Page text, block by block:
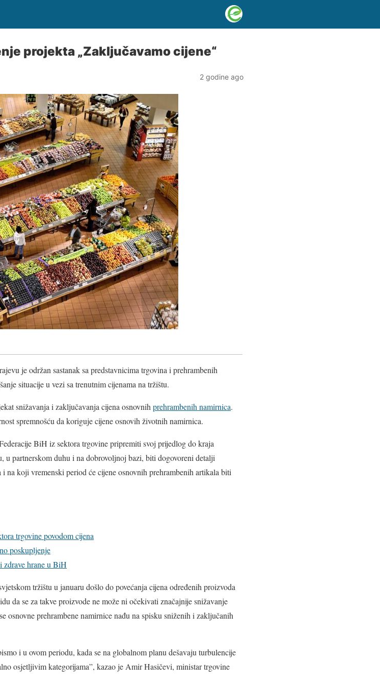
projekta „Zaključavamo cijene“
2 godine ago
je održan sastanak sa predstavnicima trgovina i prehrambenih
situacije u vezi sa trenutnim cijenama na tržištu.
snižavanja i zaključavanja cijena osnovnih prehrambenih namirnica.
spremnošću da koriguje cijene osnovih životnih namirnica.
BiH iz sektora trgovine pripremiti svoj prijedlog do kraja
u partnerskom duhu i na dobrovoljnoj bazi, biti dogovoreni detalji
koji vremenski period će cijene osnovnih prehrambenih artikala biti
trgovine povodom cijena
poskupljenje
zdrave hrane u BiH
tržištu u januaru došlo do povećanja cijena određenih proizvoda
da se za takve proizvode ne može ni očekivati značajnije snižavanje
osnovne prehrambene namirnice nađu na spisku sniženih i zaključanih
i u ovom periodu, kada se na globalnom planu dešavaju turbulencije
osjetljivim kategorijama”, kazao je Amir Hasičevi, ministar trgovine